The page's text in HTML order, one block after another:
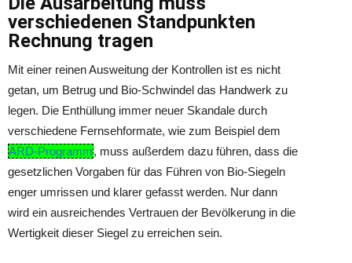
verschiedenen Standpunkten
Rechnung tragen
Mit einer reinen Ausweitung der Kontrollen ist es nicht
getan, um Betrug und Bio-Schwindel das Handwerk zu
legen. Die Enthüllung immer neuer Skandale durch
verschiedene Fernsehformate, wie zum Beispiel dem
ARD-Programm, muss außerdem dazu führen, dass die
gesetzlichen Vorgaben für das Führen von Bio-Siegeln
enger umrissen und klarer gefasst werden. Nur dann
wird ein ausreichendes Vertrauen der Bevölkerung in die
Wertigkeit dieser Siegel zu erreichen sein.